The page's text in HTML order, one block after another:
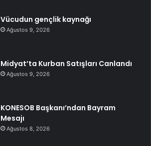
Vücudun gençlik kaynağı
Ağustos 9, 2026
Midyat’ta Kurban Satışları Canlandı
Ağustos 9, 2026
KONESOB Başkanı’ndan Bayram
Mesajı
Ağustos 8, 2026